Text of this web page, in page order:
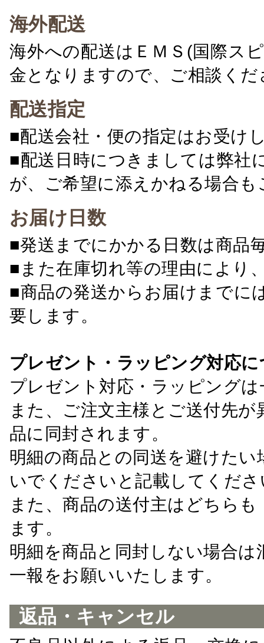
海外配送
海外への配送はＥＭＳ(国際ス
金となりますので、ご相談くだ
配送指定
■配送会社・便の指定はお受け
■配送日時につきましては弊社
が、ご希望に添えかねる場合
お届け日数
■発送までにかかる日数は商品
■また在庫切れ等の理由により
■商品の発送からお届けまでに
要します。
プレゼント・ラッピング対応
プレゼント対応・ラッピング
また、ご注文主様とご送付先
品に同封されます。
明細の商品との同送を避けた
いでくださいと記載してくださ
また、商品の送付主はどちら
ます。
明細を商品と同封しない場合
一報をお願いいたします。
返品・キャンセル